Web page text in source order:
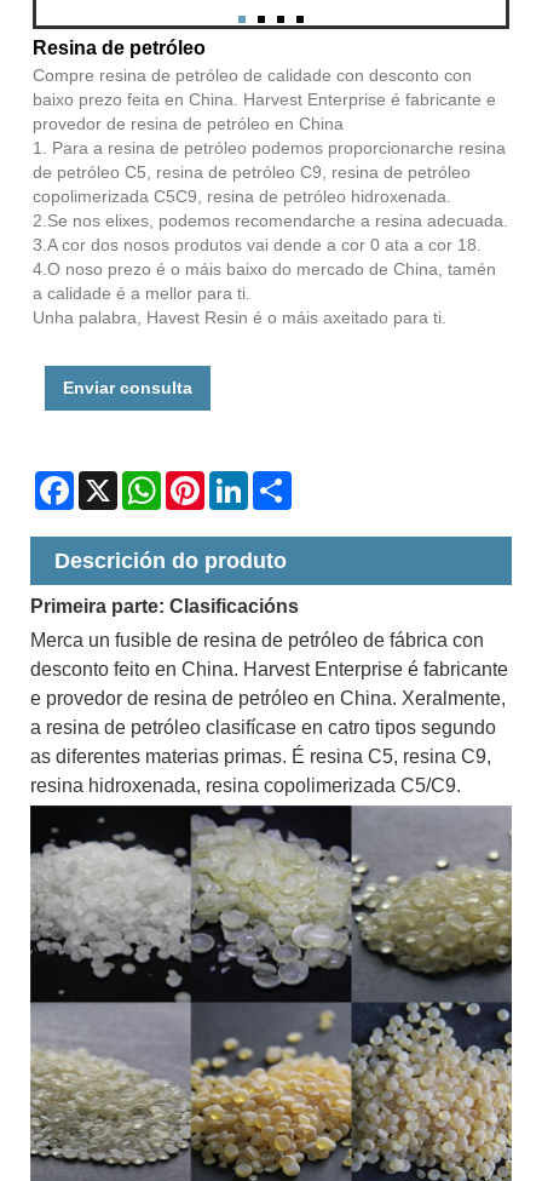
Resina de petróleo
Compre resina de petróleo de calidade con desconto con
baixo prezo feita en China. Harvest Enterprise é fabricante e
provedor de resina de petróleo en China
1. Para a resina de petróleo podemos proporcionarche resina
de petróleo C5, resina de petróleo C9, resina de petróleo
copolimerizada C5C9, resina de petróleo hidroxenada.
2.Se nos elixes, podemos recomendarche a resina adecuada.
3.A cor dos nosos produtos vai dende a cor 0 ata a cor 18.
4.O noso prezo é o máis baixo do mercado de China, tamén
a calidade é a mellor para ti.
Unha palabra, Havest Resin é o máis axeitado para ti.
Enviar consulta
Facebook
X WhatsAppPinterestLinkedIn
Descrición do produto
Primeira parte: Clasificacións
Merca un fusible de resina de petróleo de fábrica con
desconto feito en China. Harvest Enterprise é fabricante
e provedor de resina de petróleo en China. Xeralmente,
a resina de petróleo clasifícase en catro tipos segundo
as diferentes materias primas. É resina C5, resina C9,
resina hidroxenada, resina copolimerizada C5/C9.